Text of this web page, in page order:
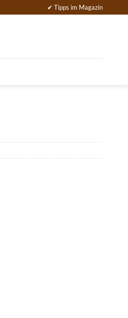
✔ Tipps im Magazin